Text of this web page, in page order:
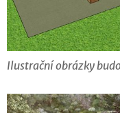
Ilustrační obrázky